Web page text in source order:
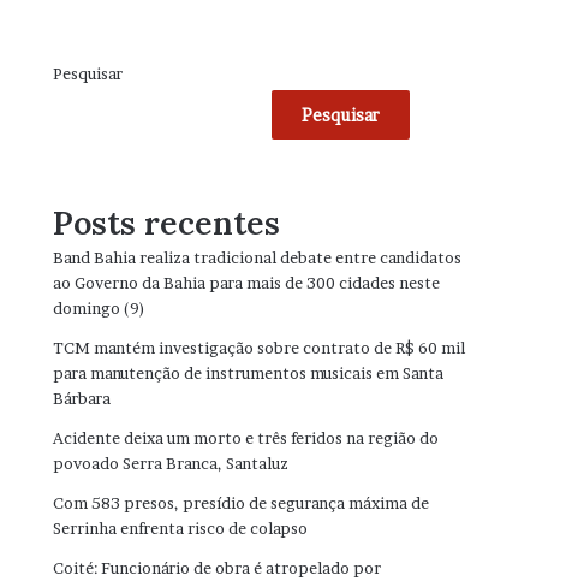
Pesquisar
Pesquisar
Posts recentes
Band Bahia realiza tradicional debate entre candidatos
ao Governo da Bahia para mais de 300 cidades neste
domingo (9)
TCM mantém investigação sobre contrato de R$ 60 mil
para manutenção de instrumentos musicais em Santa
Bárbara
Acidente deixa um morto e três feridos na região do
povoado Serra Branca, Santaluz
Com 583 presos, presídio de segurança máxima de
Serrinha enfrenta risco de colapso
Coité: Funcionário de obra é atropelado por